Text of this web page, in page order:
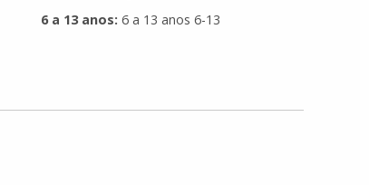
6 a 13 anos: 6 a 13 anos 6-13